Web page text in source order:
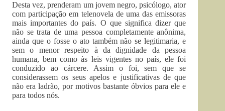
Desta vez, prenderam um jovem negro, psicólogo, ator
com participação em telenovela de uma das emissoras
mais importantes do país. O que significa dizer que
não se trata de uma pessoa completamente anônima,
ainda que o fosse o ato também não se legitimaria, e
sem o menor respeito à da dignidade da pessoa
humana, bem como às leis vigentes no país, ele foi
conduzido ao cárcere. Assim o foi, sem que se
considerassem os seus apelos e justificativas de que
não era ladrão, por motivos bastante óbvios para ele e
para todos nós.